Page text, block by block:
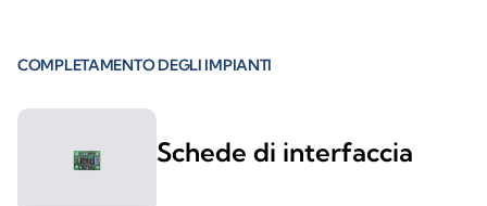
COMPLETAMENTO DEGLI IMPIANTI
Schede di interfaccia